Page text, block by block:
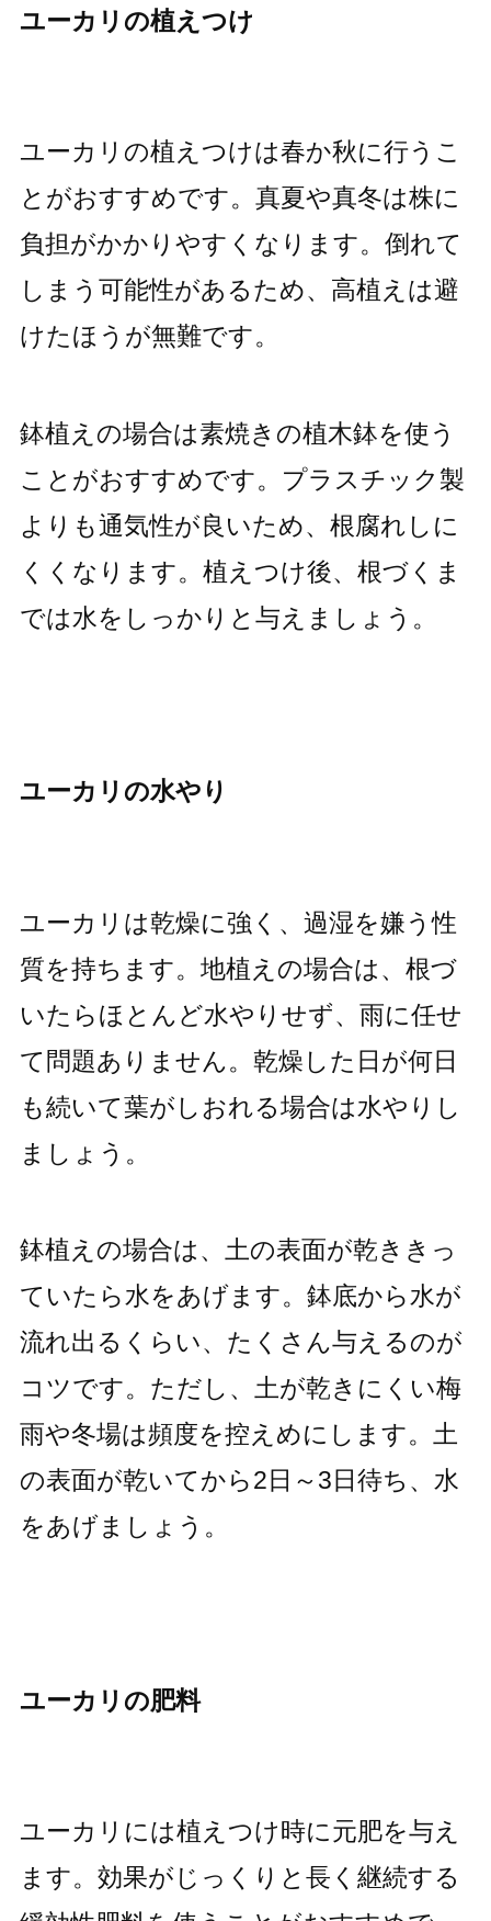
ユーカリの植えつけ
ユーカリの植えつけは春か秋に行うこ
とがおすすめです。真夏や真冬は株に
負担がかかりやすくなります。倒れて
しまう可能性があるため、高植えは避
けたほうが無難です。
鉢植えの場合は素焼きの植木鉢を使う
ことがおすすめです。プラスチック製
よりも通気性が良いため、根腐れしに
くくなります。植えつけ後、根づくま
では水をしっかりと与えましょう。
ユーカリの水やり
ユーカリは乾燥に強く、過湿を嫌う性
質を持ちます。地植えの場合は、根づ
いたらほとんど水やりせず、雨に任せ
て問題ありません。乾燥した日が何日
も続いて葉がしおれる場合は水やりし
ましょう。
鉢植えの場合は、土の表面が乾ききっ
ていたら水をあげます。鉢底から水が
流れ出るくらい、たくさん与えるのが
コツです。ただし、土が乾きにくい梅
雨や冬場は頻度を控えめにします。土
の表面が乾いてから2日～3日待ち、水
をあげましょう。
ユーカリの肥料
ユーカリには植えつけ時に元肥を与え
ます。効果がじっくりと長く継続する